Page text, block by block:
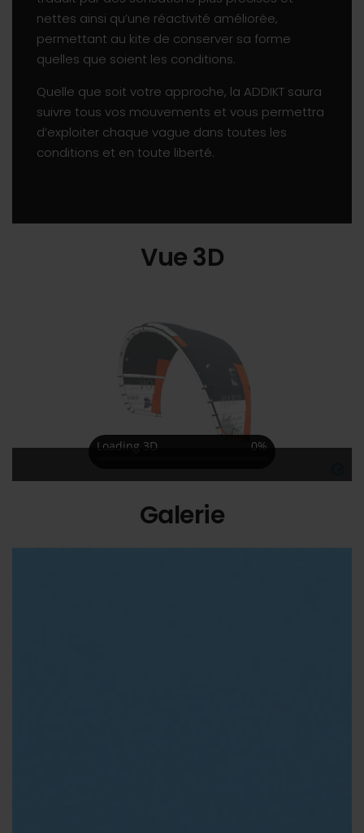
nettes ainsi qu’une réactivité améliorée,
permettant au kite de conserver sa forme
quelles que soient les conditions.
Quelle que soit votre approche, la ADDIKT saura
suivre tous vos mouvements et vous permettra
d’exploiter chaque vague dans toutes les
conditions et en toute liberté.
Vue 3D
Galerie